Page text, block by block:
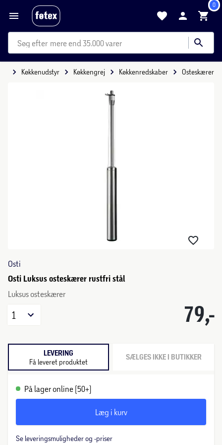
0
mere end 35.000 varer
Køkkenudstyr Køkkengrej Køkkenredskaber Osteskærer
Osti
Osti Luksus osteskærer rustfri stål
Luksus osteskærer
79,-
1
LEVERING
Få leveret produktet SÆLGES IKKE I BUTIKKER
På lager online (50+)
Læg i kurv
Se leveringsmuligheder og -priser